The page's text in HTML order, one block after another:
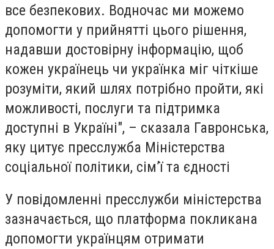
все безпекових. Водночас ми можемо
допомогти у прийнятті цього рішення,
надавши достовірну інформацію, щоб
кожен українець чи українка міг чіткіше
розуміти, який шлях потрібно пройти, які
можливості, послуги та підтримка
доступні в Україні", – сказала Гавронська,
яку цитує пресслужба Міністерства
соціальної політики, сім’ї та єдності
У повідомленні пресслужби міністерства
зазначається, що платформа покликана
допомогти українцям отримати